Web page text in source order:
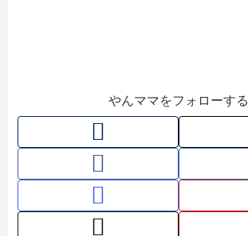
やんママをフォローする